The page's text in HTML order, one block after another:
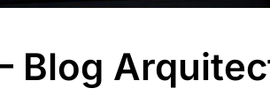
Blog